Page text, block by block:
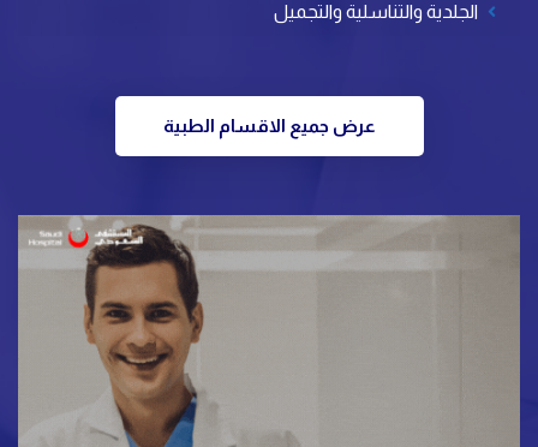
الجلدية والتناسلية والتجميل
عرض جميع الاقسام الطبية